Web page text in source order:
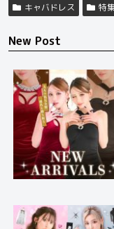
キャバドレス 特
New Post